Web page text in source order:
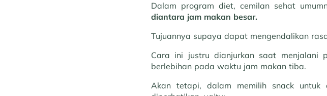
Dalam program diet, cemilan sehat
diantara jam makan besar.
Tujuannya supaya dapat mengendalikan
Cara ini justru dianjurkan saat menjalani
berlebihan pada waktu jam makan tiba.
Akan tetapi, dalam memilih snack